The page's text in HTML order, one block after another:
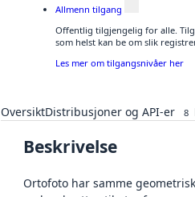
Allmenn tilgang
Offentlig tilgjengelig for alle.
som helst kan be om slik
Les mer om tilgangsnivåer her
OversiktDistribusjoner og API-er 8
Beskrivelse
Ortofoto har samme